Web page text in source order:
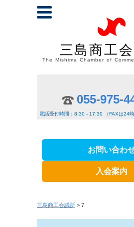
三島商工
The Mishima Chamber of
055-975-
電話受付時間：8:30 - 17:30 （FAXは24時
お問い合わ
入会案内
三島商工会議所 > 7